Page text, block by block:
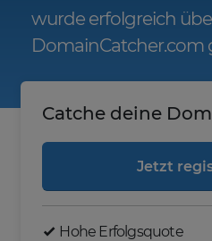
wurde erfolgreich
DomainCatcher.com
Catche deine
Jetzt
Hohe Erfolgsquote